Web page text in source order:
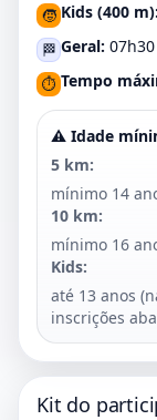
🧒 Kids (400 m):
🏁 Geral:
⏱️ Tempo
⚠️ Idade
5 km:
mínimo 14
10 km:
mínimo 16
Kids:
até 13 anos
inscrições
Kit do